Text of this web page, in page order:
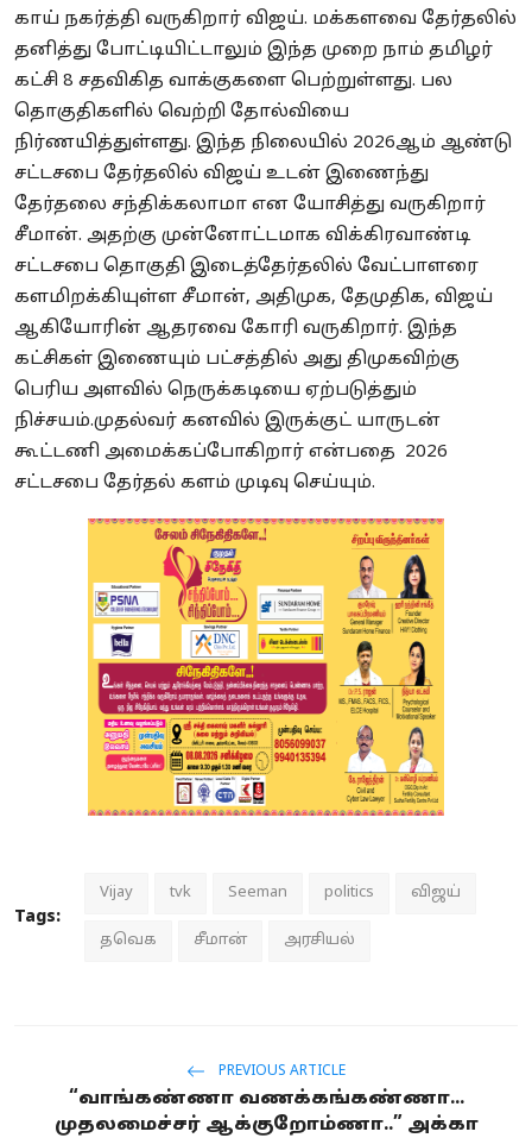
காய் நகர்த்தி வருகிறார் விஜய். மக்களவை தேர்தலில்
தனித்து போட்டியிட்டாலும் இந்த முறை நாம் தமிழர்
கட்சி 8 சதவிகித வாக்குகளை பெற்றுள்ளது. பல
தொகுதிகளில் வெற்றி தோல்வியை
நிர்ணயித்துள்ளது. இந்த நிலையில் 2026ஆம் ஆண்டு
சட்டசபை தேர்தலில் விஜய் உடன் இணைந்து
தேர்தலை சந்திக்கலாமா என யோசித்து வருகிறார்
சீமான். அதற்கு முன்னோட்டமாக விக்கிரவாண்டி
சட்டசபை தொகுதி இடைத்தேர்தலில் வேட்பாளரை
களமிறக்கியுள்ள சீமான், அதிமுக, தேமுதிக, விஜய்
ஆகியோரின் ஆதரவை கோரி வருகிறார். இந்த
கட்சிகள் இணையும் பட்சத்தில் அது திமுகவிற்கு
பெரிய அளவில் நெருக்கடியை ஏற்படுத்தும்
நிச்சயம்.முதல்வர் கனவில் இருக்குட் யாருடன்
கூட்டணி அமைக்கப்போகிறார் என்பதை 2026
சட்டசபை தேர்தல் களம் முடிவு செய்யும்.
Tags:
Vijay tvk Seeman politics விஜய்
தவெக சீமான் அரசியல்
PREVIOUS ARTICLE
“வாங்கண்ணா வணக்கங்கண்ணா...
முதலமைச்சர் ஆக்குறோம்ணா..” அக்கா